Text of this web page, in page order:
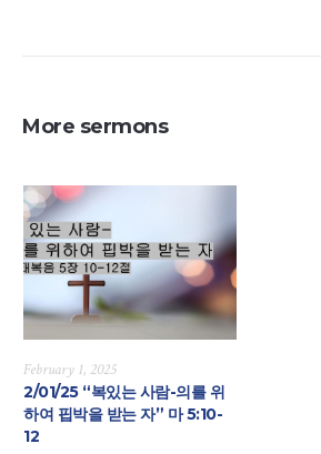
More sermons
February 1, 2025
2/01/25 “복있는 사람-의를 위
하여 핍박을 받는 자” 마 5:10-
12